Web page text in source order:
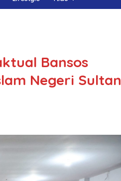
Bansos
Negeri Sultan